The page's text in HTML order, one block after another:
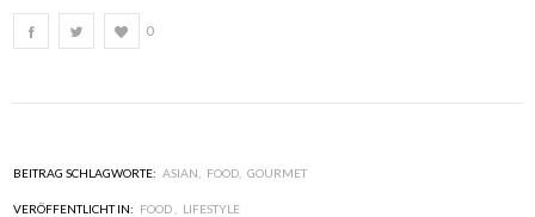
0
BEITRAG SCHLAGWORTE: ASIAN FOOD GOURMET
VERÖFFENTLICHT IN: FOOD LIFESTYLE